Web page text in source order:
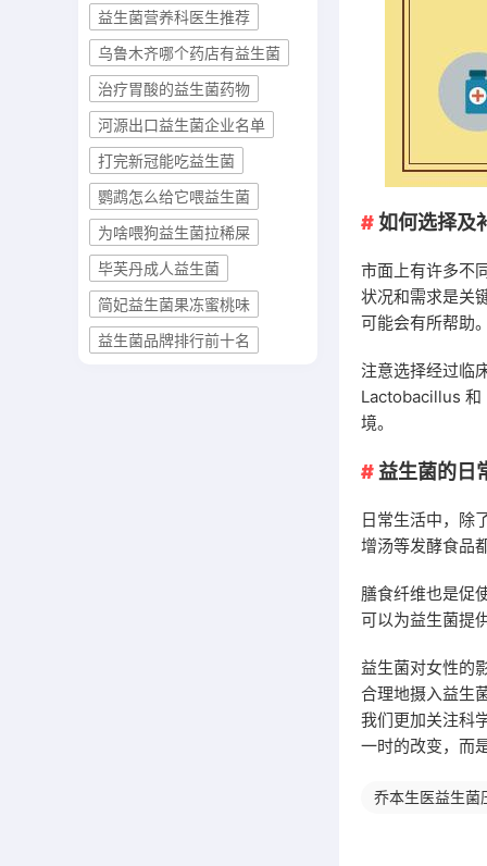
益生菌营养科医生推荐
乌鲁木齐哪个药店有益生菌
治疗胃酸的益生菌药物
河源出口益生菌企业名单
打完新冠能吃益生菌
鹦鹉怎么给它喂益生菌
为啥喂狗益生菌拉稀屎
毕芙丹成人益生菌
简妃益生菌果冻蜜桃味
益生菌品牌排行前十名
如何选择及
市面上有许多不
状况和需求是关
可能会有所帮助
注意选择经过临
Lactobacillus 和
境。
益生菌的日
日常生活中，除
增汤等发酵食品
膳食纤维也是促
可以为益生菌提
益生菌对女性的
合理地摄入益生
我们更加关注科
一时的改变，而
乔本生医益生菌